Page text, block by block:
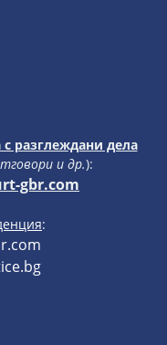
разглеждани дела
и др.):
gbr.com
: